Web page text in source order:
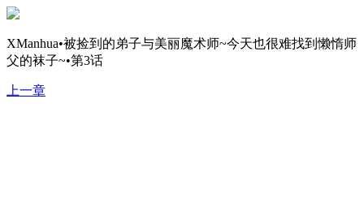
XManhua•被捡到的弟子与美丽魔术师~今天也很难找到懒惰师
父的袜子~•第3话
上一章